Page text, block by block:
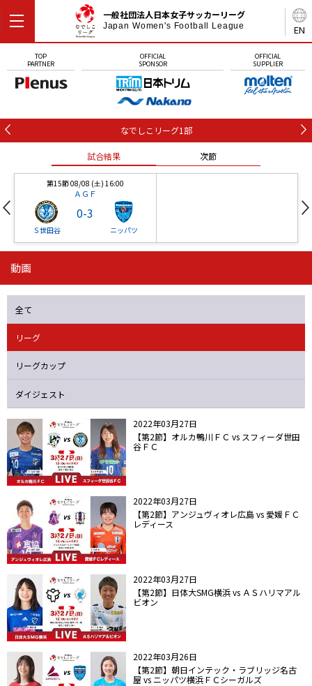
EN
一般社団法人日本女子サッカーリーグ
Japan Women's Football League
TOP
PARTNER
OFFICIAL
SPONSOR
OFFICIAL
SUPPLIER
なでしこリーグ1部
試合結果 次節
第15節 08/08 (土) 16:00
ＡＧＦ
Ｓ世田谷
0-3
ニッパツ
ニッパツ 石人の星
動画
全て
リーグ
リーグカップ
ダイジェスト
2022年03月27日
【第2節】オルカ鴨川ＦＣ vs スフィーダ世田
谷ＦＣ
2022年03月27日
【第2節】アンジュヴィオレ広島 vs 愛媛ＦＣ
レディース
2022年03月27日
【第2節】日体大SMG横浜 vs ＡＳハリマアル
ビオン
2022年03月26日
【第2節】朝日インテック・ラブリッジ名古
屋 vs ニッパツ横浜ＦＣシーガルズ